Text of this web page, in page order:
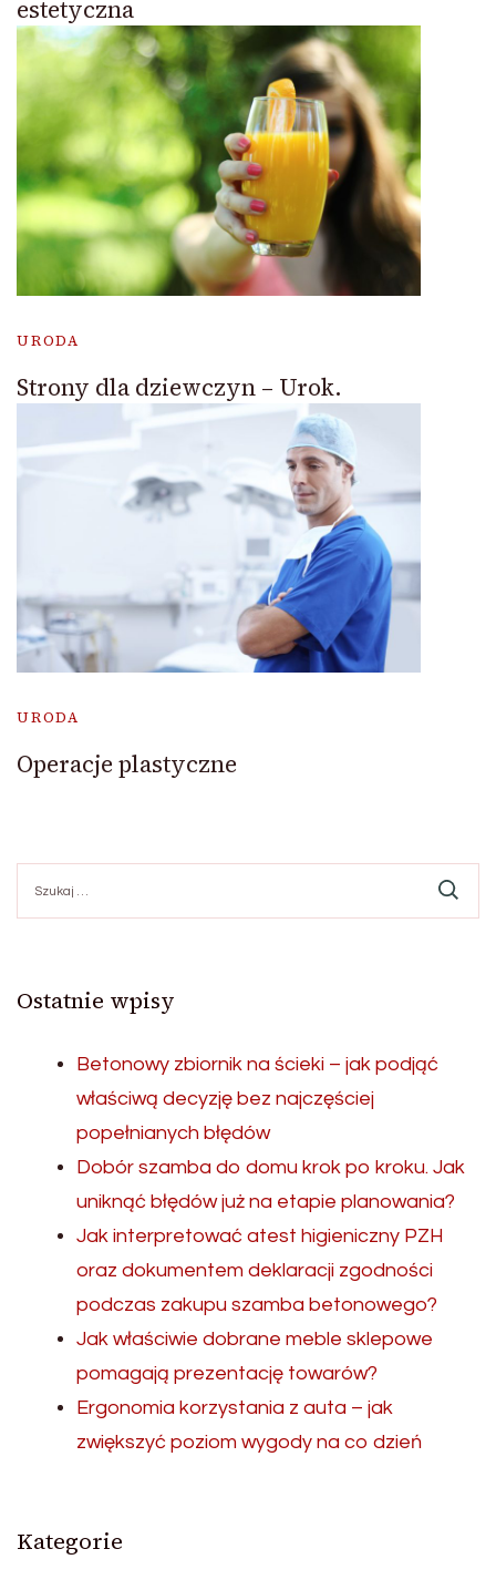
estetyczna
URODA
Strony dla dziewczyn – Urok.
URODA
Operacje plastyczne
Ostatnie wpisy
Betonowy zbiornik na ścieki – jak podjąć
właściwą decyzję bez najczęściej
popełnianych błędów
Dobór szamba do domu krok po kroku. Jak
uniknąć błędów już na etapie planowania?
Jak interpretować atest higieniczny PZH
oraz dokumentem deklaracji zgodności
podczas zakupu szamba betonowego?
Jak właściwie dobrane meble sklepowe
pomagają prezentację towarów?
Ergonomia korzystania z auta – jak
zwiększyć poziom wygody na co dzień
Kategorie